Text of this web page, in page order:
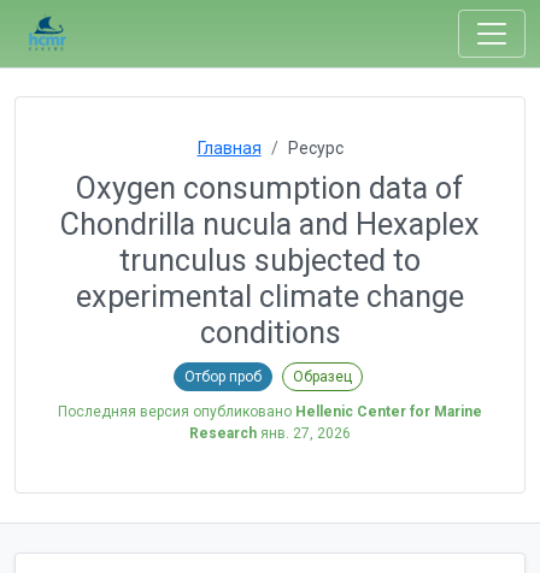
Главная Ресурс
Oxygen consumption data of
Chondrilla nucula and Hexaplex
trunculus subjected to
experimental climate change
conditions
Отбор проб Образец
Последняя версия опубликовано Hellenic Center for Marine
Research янв. 27, 2026